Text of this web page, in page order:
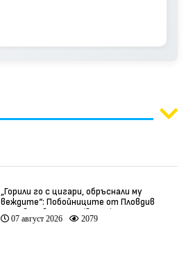
„Горили го с цигари, обръснали му
веждите“: Побойниците от Пловдив
остават в ареста (видео)
07 август 2026 2079